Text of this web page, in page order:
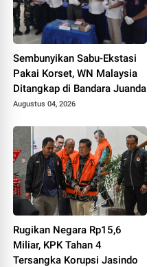
Sembunyikan Sabu-Ekstasi
Pakai Korset, WN Malaysia
Ditangkap di Bandara Juanda
Augustus 04, 2026
Rugikan Negara Rp15,6
Miliar, KPK Tahan 4
Tersangka Korupsi Jasindo